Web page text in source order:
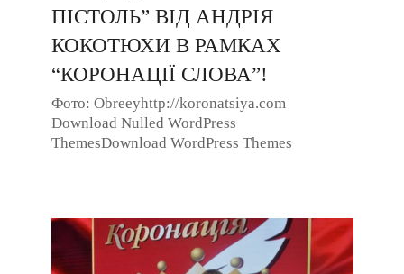
ПІСТОЛЬ” ВІД АНДРІЯ
КОКОТЮХИ В РАМКАХ
“КОРОНАЦІЇ СЛОВА”!
Фото: Obreeyhttp://koronatsiya.com
Download Nulled WordPress
ThemesDownload WordPress Themes